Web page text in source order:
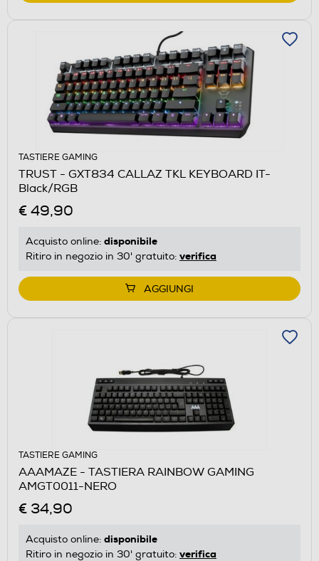
TASTIERE GAMING
TRUST - GXT834 CALLAZ TKL KEYBOARD IT-
Black/RGB
€ 49,90
Acquisto online: disponibile
Ritiro in negozio in 30' gratuito: verifica
AGGIUNGI
TASTIERE GAMING
AAAMAZE - TASTIERA RAINBOW GAMING
AMGT0011-NERO
€ 34,90
Acquisto online: disponibile
Ritiro in negozio in 30' gratuito: verifica